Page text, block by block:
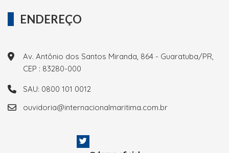
ENDEREÇO
Av. Antônio dos Santos Miranda, 864 - Guaratuba/PR,
CEP : 83280-000
SAU: 0800 101 0012
ouvidoria@internacionalmaritima.com.br